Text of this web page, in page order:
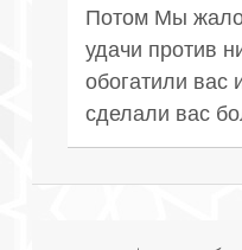
Потом Мы
удачи против
обогатили
сделали вас